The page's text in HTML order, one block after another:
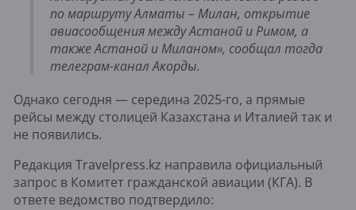
по маршруту Алматы – Милан, открытие
авиасообщения между Астаной и Римом, а
также Астаной и Миланом», сообщал тогда
телеграм-канал Акорды.
Однако сегодня — середина 2025-го, а прямые
рейсы между столицей Казахстана и Италией так и
не появились.
Редакция Travelpress.kz направила официальный
запрос в Комитет гражданской авиации (КГА). В
ответе ведомство подтвердило: